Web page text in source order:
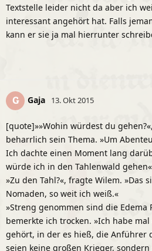
Textstelle leider nicht da aber ich
interessant angehört hat. Falls
kann er sie ja mal hierrunter
G Gaja 13. Okt 2015
[quote]»»Wohin würdest du
beharrlich sein Thema. »Um
Ich dachte einen Moment lang
würde ich in den Tahlenwald
»Zu den Tahl?«, fragte Wilem. »Das
Nomaden, so weit ich weiß.«
»Streng genommen sind die Edema
bemerkte ich trocken. »Ich habe
gehört, in der es hieß, die Anführer
seien keine großen Krieger,